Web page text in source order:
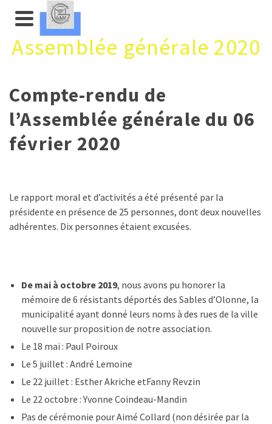
Assemblée générale 2020
Compte-rendu de
l’Assemblée générale du 06
février 2020
Le rapport moral et d’activités a été présenté par la
présidente en présence de 25 personnes, dont deux nouvelles
adhérentes. Dix personnes étaient excusées.
De mai à octobre 2019, nous avons pu honorer la
mémoire de 6 résistants déportés des Sables d’Olonne, la
municipalité ayant donné leurs noms à des rues de la ville
nouvelle sur proposition de notre association.
Le 18 mai : Paul Poiroux
Le 5 juillet : André Lemoine
Le 22 juillet : Esther Akriche etFanny Revzin
Le 22 octobre : Yvonne Coindeau-Mandin
Pas de cérémonie pour Aimé Collard (non désirée par la